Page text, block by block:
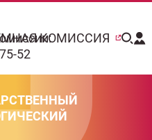
52
КОМИССИЯ